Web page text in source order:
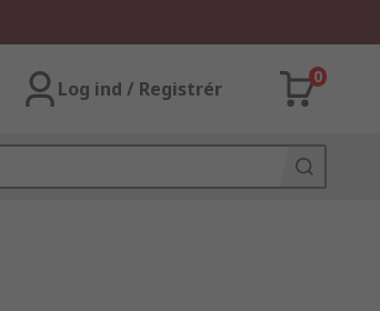
Log ind / Registrér
0